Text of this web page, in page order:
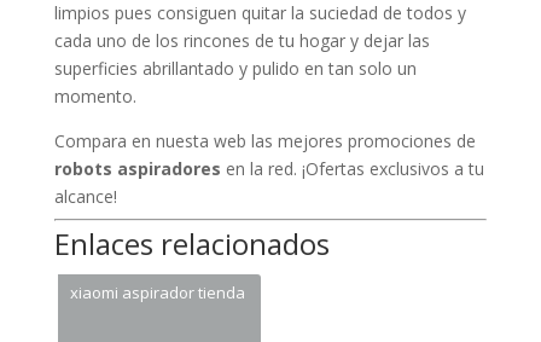
limpios pues consiguen quitar la suciedad de todos y
cada uno de los rincones de tu hogar y dejar las
superficies abrillantado y pulido en tan solo un
momento.
Compara en nuesta web las mejores promociones de
robots aspiradores en la red. ¡Ofertas exclusivos a tu
alcance!
Enlaces relacionados
xiaomi aspirador tienda